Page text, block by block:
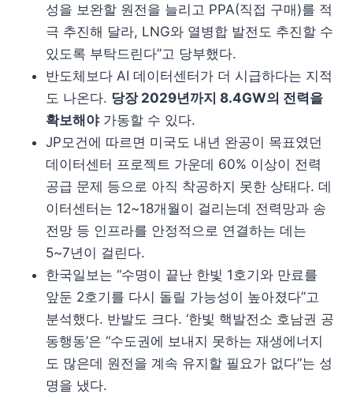
성을 보완할 원전을 늘리고 PPA(직접 구매)를 적
극 추진해 달라, LNG와 열병합 발전도 추진할 수
있도록 부탁드린다”고 당부했다.
반도체보다 AI 데이터센터가 더 시급하다는 지적
도 나온다. 당장 2029년까지 8.4GW의 전력을
확보해야가동할 수 있다.
JP모건에 따르면 미국도 내년 완공이 목표였던
데이터센터 프로젝트 가운데 60% 이상이 전력
공급 문제 등으로 아직 착공하지 못한 상태다. 데
이터센터는 12~18개월이 걸리는데 전력망과 송
전망 등 인프라를 안정적으로 연결하는 데는
5~7년이 걸린다.
한국일보는 “수명이 끝난 한빛 1호기와 만료를
앞둔 2호기를 다시 돌릴 가능성이 높아졌다”고
분석했다. 반발도 크다. ‘한빛 핵발전소 호남권 공
동행동’은 “수도권에 보내지 못하는 재생에너지
도 많은데 원전을 계속 유지할 필요가 없다”는 성
명을 냈다.